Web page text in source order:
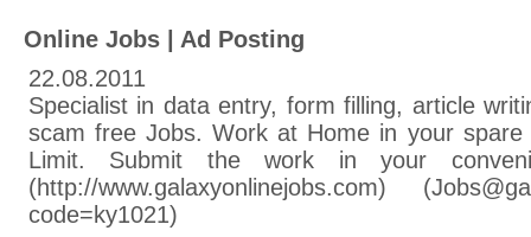
Online Jobs | Ad Posting
22.08.2011
Specialist in data entry, form filling, article
scam free Jobs. Work at Home in your
Limit. Submit the work in your
(http://www.galaxyonlinejobs.com)
code=ky1021)